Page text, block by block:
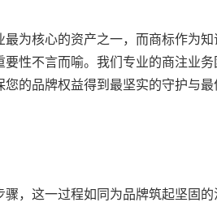
为核心的资产之一，而商标作为
性不言而喻。我们专业的商注业
的品牌权益得到最坚实的守护与最
，这一过程如同为品牌筑起坚固